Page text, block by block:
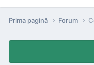
Prima pagină Forum